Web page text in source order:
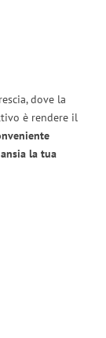
dove la
è rendere il
la tua